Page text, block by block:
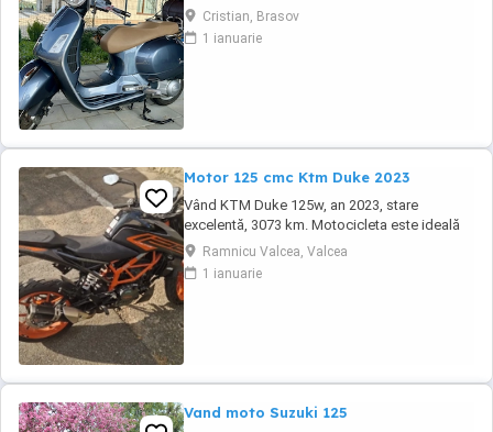
(montat 2026), geanta portbagaj Classic;
prelungitor scarite pasager; suspensie fata
Bitubo si frane fata spate Frando; incarcare
Cristian, Brasov
1 ianuarie
Motor 125 cmc Ktm Duke 2023
Vând KTM Duke 125w, an 2023, stare
excelentă, 3073 km. Motocicleta este ideală
pentru începători sau pentru oraș. Fără daune,
lovituri!
Ramnicu Valcea, Valcea
1 ianuarie
Vand moto Suzuki 125